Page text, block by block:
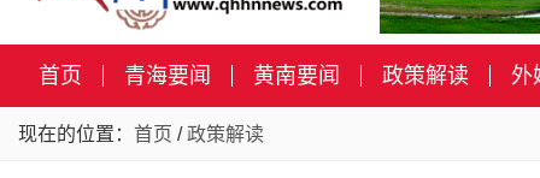
首页 青海要闻 黄南要闻 政策解读 外
现在的位置： 首页 /政策解读